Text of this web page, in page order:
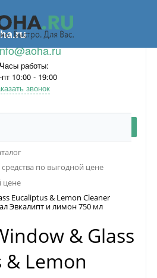
Часы работы:
пт 10:00 - 19:00
звонок
по выгодной цене
цене
Eucaliptus & Lemon Cleaner
Эвкалипт и лимон 750 мл
& Glass
& Lemon